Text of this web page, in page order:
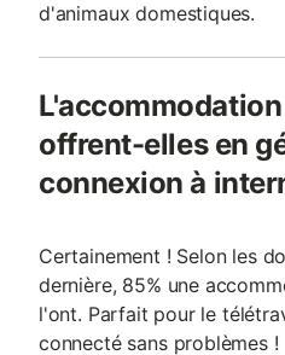
d'animaux domestiques.
offrent-elles en
connexion à
Certainement ! Selon les
dernière, 85% une
l'ont. Parfait pour le
connecté sans problèmes !